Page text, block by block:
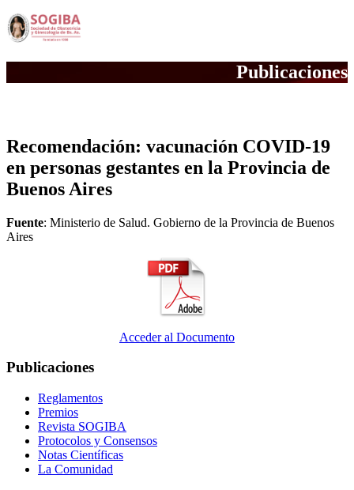
Publicaciones
Recomendación: vacunación COVID-19
en personas gestantes en la Provincia de
Buenos Aires
Fuente: Ministerio de Salud. Gobierno de la Provincia de Buenos
Aires
Acceder al Documento
Publicaciones
Reglamentos
Premios
Revista SOGIBA
Protocolos y Consensos
Notas Científicas
La Comunidad